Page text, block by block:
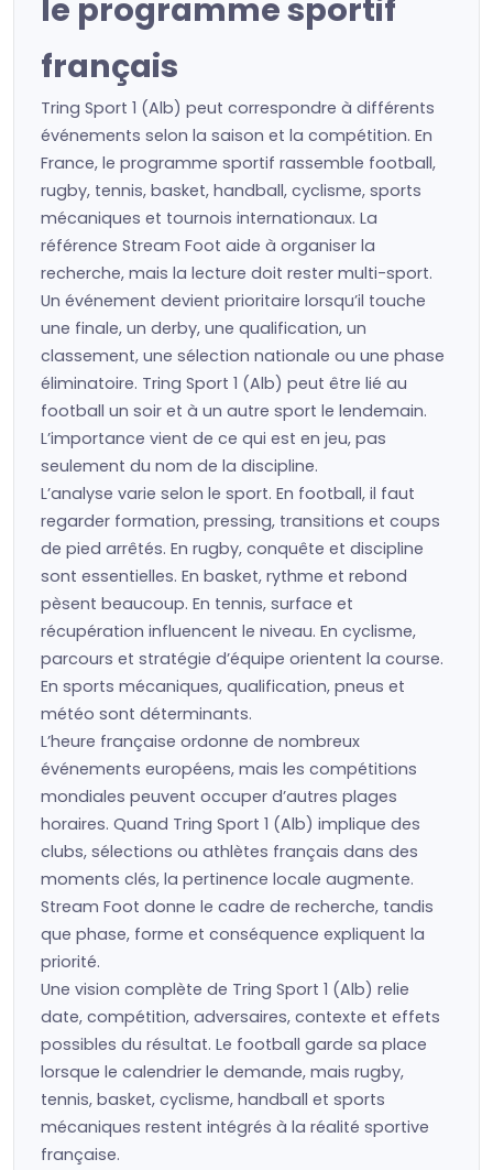
le programme sportif
français
Tring Sport 1 (Alb) peut correspondre à différents
événements selon la saison et la compétition. En
France, le programme sportif rassemble football,
rugby, tennis, basket, handball, cyclisme, sports
mécaniques et tournois internationaux. La
référence Stream Foot aide à organiser la
recherche, mais la lecture doit rester multi-sport.
Un événement devient prioritaire lorsqu’il touche
une finale, un derby, une qualification, un
classement, une sélection nationale ou une phase
éliminatoire. Tring Sport 1 (Alb) peut être lié au
football un soir et à un autre sport le lendemain.
L’importance vient de ce qui est en jeu, pas
seulement du nom de la discipline.
L’analyse varie selon le sport. En football, il faut
regarder formation, pressing, transitions et coups
de pied arrêtés. En rugby, conquête et discipline
sont essentielles. En basket, rythme et rebond
pèsent beaucoup. En tennis, surface et
récupération influencent le niveau. En cyclisme,
parcours et stratégie d’équipe orientent la course.
En sports mécaniques, qualification, pneus et
météo sont déterminants.
L’heure française ordonne de nombreux
événements européens, mais les compétitions
mondiales peuvent occuper d’autres plages
horaires. Quand Tring Sport 1 (Alb) implique des
clubs, sélections ou athlètes français dans des
moments clés, la pertinence locale augmente.
Stream Foot donne le cadre de recherche, tandis
que phase, forme et conséquence expliquent la
priorité.
Une vision complète de Tring Sport 1 (Alb) relie
date, compétition, adversaires, contexte et effets
possibles du résultat. Le football garde sa place
lorsque le calendrier le demande, mais rugby,
tennis, basket, cyclisme, handball et sports
mécaniques restent intégrés à la réalité sportive
française.